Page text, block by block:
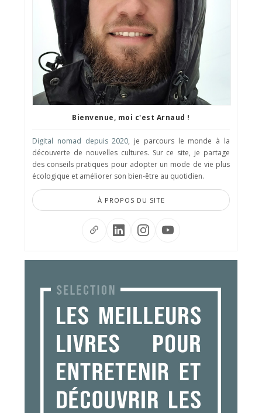
Bienvenue, moi c'est Arnaud !
Digital nomad depuis 2020, je parcours le monde à la
découverte de nouvelles cultures. Sur ce site, je partage
des conseils pratiques pour adopter un mode de vie plus
écologique et améliorer son bien-être au quotidien.
À PROPOS DU SITE